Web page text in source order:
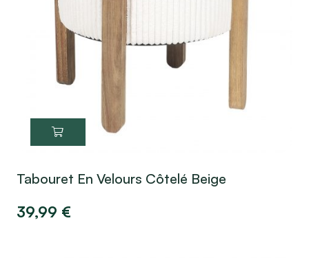
Tabouret En Velours Côtelé Beige
39,99 €